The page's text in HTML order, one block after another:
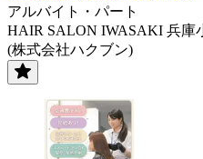
アルバイト・パート
HAIR SALON IWASAKI 兵庫
(株式会社ハクブン)